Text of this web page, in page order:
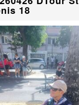
18